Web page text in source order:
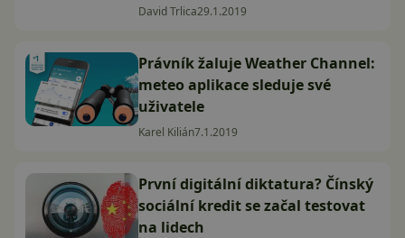
David Trlica29.1.2019
Právník žaluje Weather Channel:
meteo aplikace sleduje své
uživatele
Karel Kilián7.1.2019
První digitální diktatura? Čínský
sociální kredit se začal testovat
na lidech